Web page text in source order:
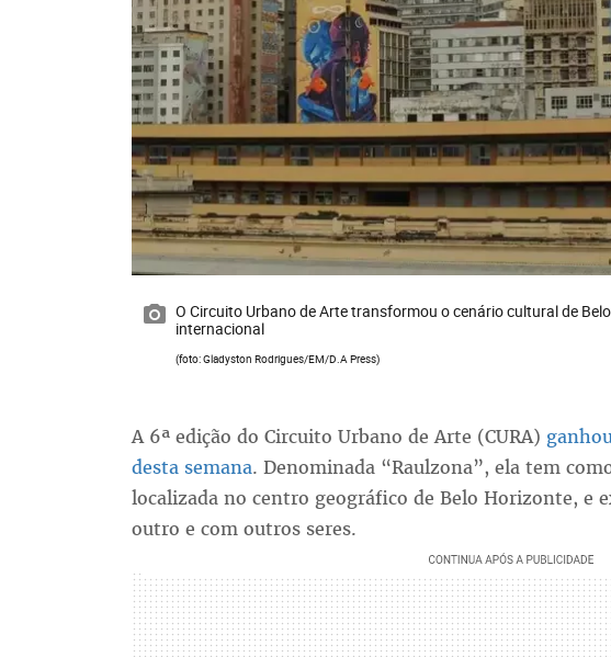
O Circuito Urbano de Arte transformou o cenário cultural de
internacional
(foto: Gladyston Rodrigues/EM/D.A Press)
A 6ª edição do Circuito Urbano de Arte (CURA)
desta semana. Denominada “Raulzona”, ela tem
localizada no centro geográfico de Belo Horizonte, e
outro e com outros seres.